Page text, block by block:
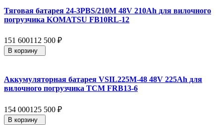
Тяговая батарея 24-3PBS/210M 48V 210Ah для вилочного
погрузчика KOMATSU FB10RL-12
151 600112 500 ₽
В корзину
Аккумуляторная батарея VSIL225M-48 48V 225Ah для
вилочного погрузчика TCM FRB13-6
154 000125 500 ₽
В корзину